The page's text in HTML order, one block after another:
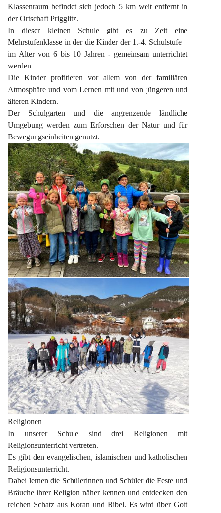
Klassenraum befindet sich jedoch 5 km weit entfernt in
der Ortschaft Prigglitz.
In dieser kleinen Schule gibt es zu Zeit eine
Mehrstufenklasse in der die Kinder der 1.-4. Schulstufe –
im Alter von 6 bis 10 Jahren - gemeinsam unterrichtet
werden.
Die Kinder profitieren vor allem von der familiären
Atmosphäre und vom Lernen mit und von jüngeren und
älteren Kindern.
Der Schulgarten und die angrenzende ländliche
Umgebung werden zum Erforschen der Natur und für
Bewegungseinheiten genutzt.
Religionen
In unserer Schule sind drei Religionen mit
Religionsunterricht vertreten.
Es gibt den evangelischen, islamischen und katholischen
Religionsunterricht.
Dabei lernen die Schülerinnen und Schüler die Feste und
Bräuche ihrer Religion näher kennen und entdecken den
reichen Schatz aus Koran und Bibel. Es wird über Gott